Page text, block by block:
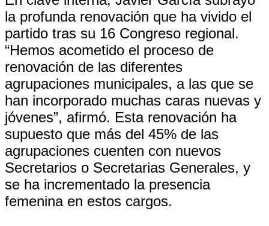
la profunda renovación que ha vivido el
partido tras su 16 Congreso regional.
“Hemos acometido el proceso de
renovación de las diferentes
agrupaciones municipales, a las que se
han incorporado muchas caras nuevas y
jóvenes”, afirmó. Esta renovación ha
supuesto que más del 45% de las
agrupaciones cuenten con nuevos
Secretarios o Secretarias Generales, y
se ha incrementado la presencia
femenina en estos cargos.